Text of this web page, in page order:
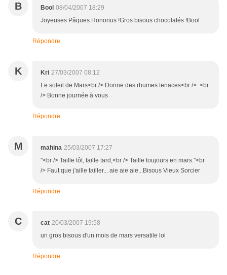
B Bool 08/04/2007 18:29
Joyeuses Pâques Honorius !Gros bisous chocolatés !Bool
Répondre
K Kri 27/03/2007 08:12
Le soleil de Mars<br /> Donne des rhumes tenaces<br /> <br
/> Bonne journée à vous
Répondre
M mahina 25/03/2007 17:27
"<br /> Taille tôt, taille tard,<br /> Taille toujours en mars."<br
/> Faut que j'aille tailler... aie aie aie...Bisous Vieux Sorcier
Répondre
C cat 20/03/2007 19:58
un gros bisous d'un mois de mars versatile lol
Répondre